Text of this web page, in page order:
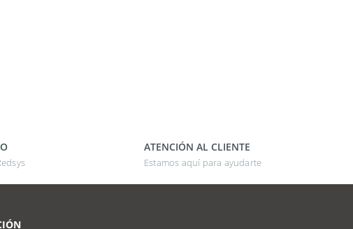
ATENCIÓN AL CLIENTE
Estamos aquí para ayudarte